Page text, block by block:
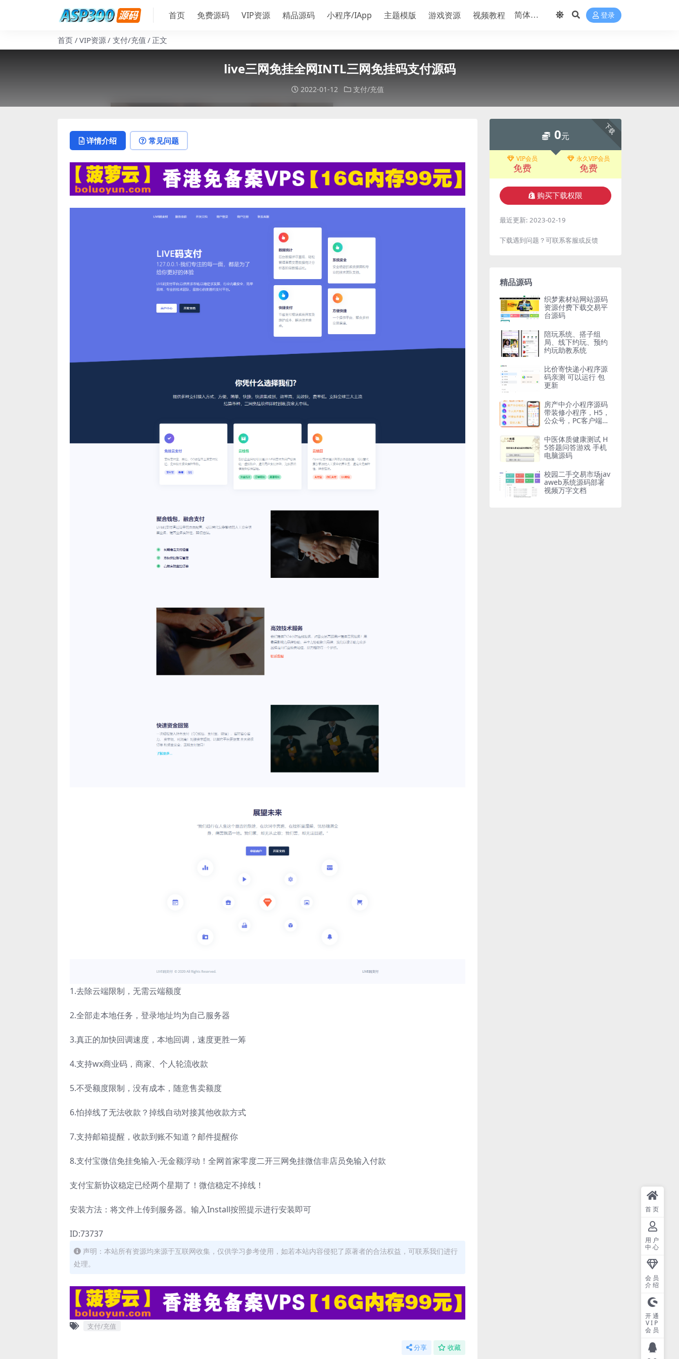
首页 免费源码 VIP资源 精品源码 小程序/IApp 主题模版 游戏资源 视频教程 登录
首页 VIP资源 支付/充值 正文
live三网免挂全网INTL三网免挂码支付源码
2022-01-12 支付/充值
详情介绍 常见问题
1.去除云端限制，无需云端额度
2.全部走本地任务，登录地址均为自己服务器
3.真正的加快回调速度，本地回调，速度更胜一筹
4.支持wx商业码，商家、个人轮流收款
5.不受额度限制，没有成本，随意售卖额度
6.怕掉线了无法收款？掉线自动对接其他收款方式
7.支持邮箱提醒，收款到账不知道？邮件提醒你
8.支付宝微信免挂免输入-无金额浮动！全网首家零度二开三网免挂微信非店员免输入付款
支付宝新协议稳定已经两个星期了！微信稳定不掉线！
安装方法：将文件上传到服务器。输入Install按照提示进行安装即可
ID:73737
声明：本站所有资源均来源于互联网收集，仅供学习参考使用，如若本站内容侵犯了原著者的合法权益，可联系我们进行
处理。
支付/充值
分享 收藏
下载
0元
VIP会员
免费
永久VIP会员
免费
购买下载权限
最近更新: 2023-02-19
下载遇到问题？可联系客服或反馈
精品源码
织梦素材站网站源码
资源付费下载交易平
台源码
陪玩系统、搭子组
局、线下约玩、预约
约玩助教系统
比价寄快递小程序源
码亲测 可以运行 包
更新
房产中介小程序源码
带装修小程序，H5，
公众号，PC客户端，
中医体质健康测试 H
5答题问答游戏 手机
电脑源码
校园二手交易市场jav
aweb系统源码部署
视频万字文档
首页
用户
中心
会员
介绍
开通
VIP
会员